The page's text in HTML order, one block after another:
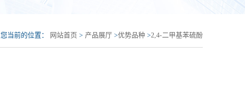
您当前的位置： 网站首页 > 产品展厅 >优势品种 >2,4-二甲基苯硫酚